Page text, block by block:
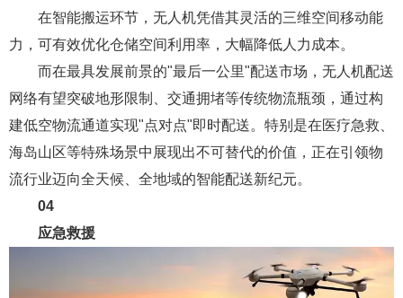
在智能搬运环节，无人机凭借其灵活的三维空间移动能
力，可有效优化仓储空间利用率，大幅降低人力成本。
而在最具发展前景的"最后一公里"配送市场，无人机配送
网络有望突破地形限制、交通拥堵等传统物流瓶颈，通过构
建低空物流通道实现"点对点"即时配送。特别是在医疗急救、
海岛山区等特殊场景中展现出不可替代的价值，正在引领物
流行业迈向全天候、全地域的智能配送新纪元。
04
应急救援